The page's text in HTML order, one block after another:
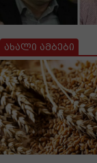
ახალი ამბები